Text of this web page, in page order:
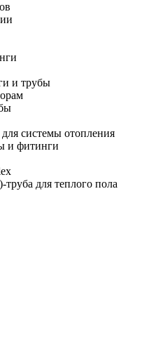
и трубы
системы отопления
и фитинги
для теплого пола